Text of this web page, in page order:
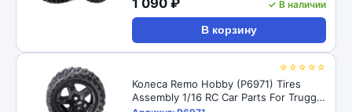
✓ В наличии
В корзину
☆☆☆☆☆
Колеса Remo Hobby (P6971) Tires
Assembly 1/16 RC Car Parts For Truggy,